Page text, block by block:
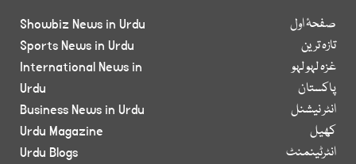
صفحۂ اول
تازہ ترین
غزہ لہو لہو
پاکستان
انٹر نیشنل
کھیل
انٹرٹینمنٹ
Showbiz News in Urdu
Sports News in Urdu
International News in
Urdu
Business News in Urdu
Urdu Magazine
Urdu Blogs